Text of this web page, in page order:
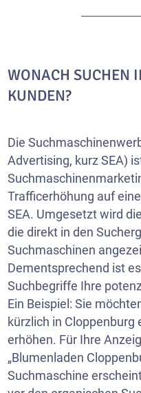
WONACH SUCHEN
KUNDEN?
Die
Advertising, kurz SEA)
Trafficerhöhung auf
SEA. Umgesetzt wird
die direkt in den
Suchmaschinen
Dementsprechend ist
Suchbegriffe Ihre
Ein Beispiel: Sie
kürzlich in
erhöhen. Für Ihre
„Blumenladen
Suchmaschine